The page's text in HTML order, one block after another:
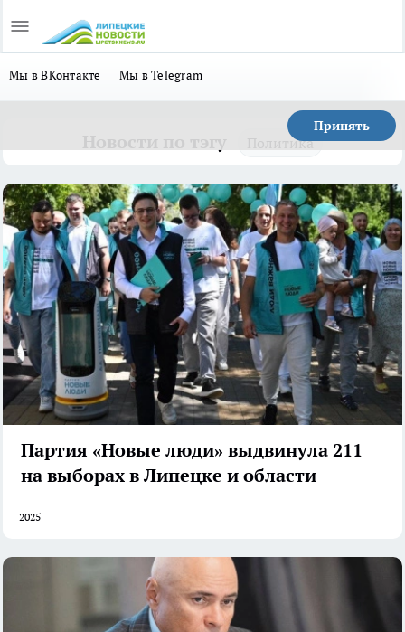
Мы в ВКонтакте Мы в Telegram
Принять
Политика
Партия «Новые люди» выдвинула 211
на выборах в Липецке и области
2025